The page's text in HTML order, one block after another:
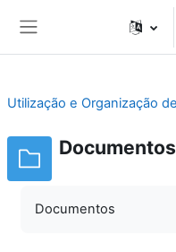
Documentos
Documentos